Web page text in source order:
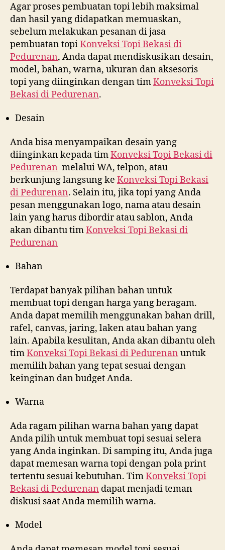
Agar proses pembuatan topi lebih maksimal
dan hasil yang didapatkan memuaskan,
sebelum melakukan pesanan di jasa
pembuatan topiKonveksi Topi Bekasi di
Pedurenan, Anda dapat mendiskusikan desain,
model, bahan, warna, ukuran dan aksesoris
topi yang diinginkan dengan timKonveksi Topi
Bekasi diPedurenan.
Desain
Anda bisa menyampaikan desain yang
diinginkan kepada timKonveksi Topi Bekasi di
Pedurenan melalui WA, telpon, atau
berkunjung langsung ke Konveksi Topi Bekasi
diPedurenan. Selain itu, jika topi yang Anda
pesan menggunakan logo, nama atau desain
lain yang harus dibordir atau sablon, Anda
akan dibantu timKonveksi Topi Bekasi di
Pedurenan
Bahan
Terdapat banyak pilihan bahan untuk
membuat topi dengan harga yang beragam.
Anda dapat memilih menggunakan bahan drill,
rafel, canvas, jaring, laken atau bahan yang
lain. Apabila kesulitan, Anda akan dibantu oleh
timKonveksi Topi Bekasi diPedurenan untuk
memilih bahan yang tepat sesuai dengan
keinginan dan budget Anda.
Warna
Ada ragam pilihan warna bahan yang dapat
Anda pilih untuk membuat topi sesuai selera
yang Anda inginkan. Di samping itu, Anda juga
dapat memesan warna topi dengan pola print
tertentu sesuai kebutuhan. TimKonveksi Topi
Bekasi diPedurenan dapat menjadi teman
diskusi saat Anda memilih warna.
Model